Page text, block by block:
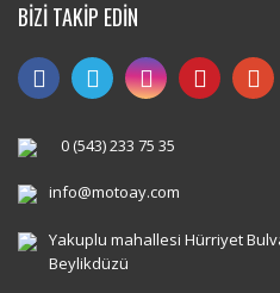
BİZİ TAKİP EDİN
0 (543) 233 75 35
info@motoay.com
Yakuplu mahallesi Hürriyet
Beylikdüzü